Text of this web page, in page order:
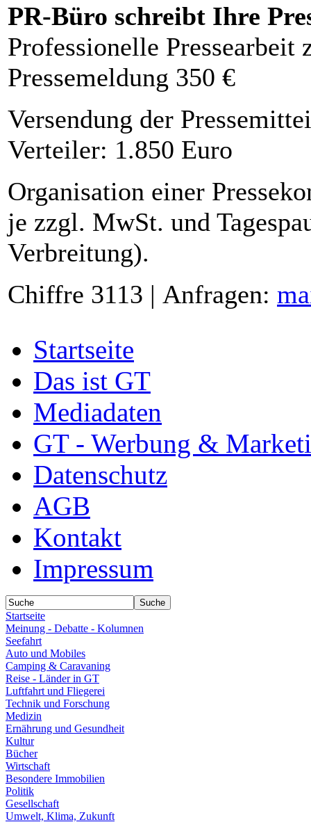
PR-Büro schreibt Ihre
Professionelle Pressearbeit
Pressemeldung 350 €
Versendung der
Verteiler: 1.850 Euro
Organisation einer
je zzgl. MwSt. und
Verbreitung).
Chiffre 3113 | Anfragen:
Startseite
Das ist GT
Mediadaten
GT - Werbung &
Datenschutz
AGB
Kontakt
Impressum
Startseite
Meinung - Debatte - Kolumnen
Seefahrt
Auto und Mobiles
Camping & Caravaning
Reise - Länder in GT
Luftfahrt und Fliegerei
Technik und Forschung
Medizin
Ernährung und Gesundheit
Kultur
Bücher
Wirtschaft
Besondere Immobilien
Politik
Gesellschaft
Umwelt, Klima, Zukunft